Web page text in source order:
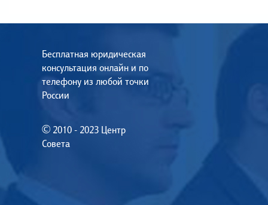
Бесплатная юридическая
консультация онлайн и по
телефону из любой точки
России
© 2010 - 2023 Центр
Совета